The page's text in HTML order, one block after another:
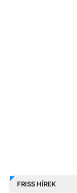
FRISS HÍREK